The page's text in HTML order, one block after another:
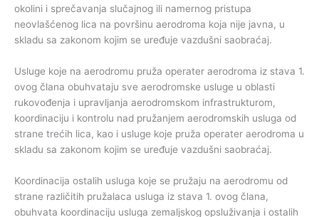
okolini i sprečavanja slučajnog ili namernog pristupa
neovlašćenog lica na površinu aerodroma koja nije javna, u
skladu sa zakonom kojim se uređuje vazdušni saobraćaj.
Usluge koje na aerodromu pruža operater aerodroma iz stava 1.
ovog člana obuhvataju sve aerodromske usluge u oblasti
rukovođenja i upravljanja aerodromskom infrastrukturom,
koordinaciju i kontrolu nad pružanjem aerodromskih usluga od
strane trećih lica, kao i usluge koje pruža operater aerodroma u
skladu sa zakonom kojim se uređuje vazdušni saobraćaj.
Koordinacija ostalih usluga koje se pružaju na aerodromu od
strane različitih pružalaca usluga iz stava 1. ovog člana,
obuhvata koordinaciju usluga zemaljskog opsluživanja i ostalih